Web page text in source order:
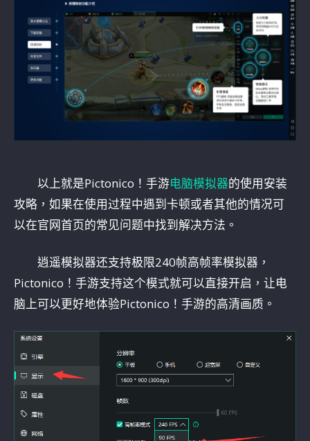
以上就是Pictonico！手游电脑模拟器的使用安装
攻略，如果在使用过程中遇到卡顿或者其他的情况可
以在官网首页的常见问题中找到解决方法。
逍遥模拟器还支持极限240帧高帧率模拟器，
Pictonico！手游支持这个模式就可以直接开启，让电
脑上可以更好地体验Pictonico！手游的高清画质。